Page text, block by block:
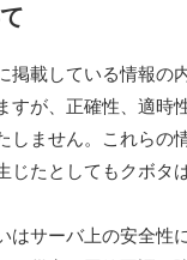
掲載している情報の
すが、正確性、適時
しません。これらの
じたとしてもクボタ
はサーバ上の安全性